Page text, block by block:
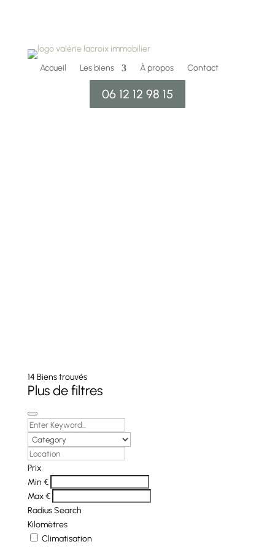
Accueil Les biens À propos Contact
06 12 12 98 15
14 Biens trouvés
Plus de filtres
Prix
Min €
Max€
Radius Search
Kilomètres
Climatisation